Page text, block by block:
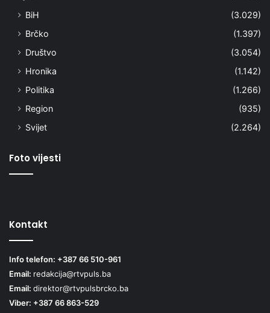
BiH
(3.029)
Brčko
(1.397)
Društvo
(3.054)
Hronika
(1.142)
Politika
(1.266)
Region
(935)
Svijet
(2.264)
Foto vijesti
Kontakt
Info telefon: +387 66 510-961
Email: redakcija@rtvpuls.ba
Email: direktor@rtvpulsbrcko.ba
Viber: +387 66 863-529